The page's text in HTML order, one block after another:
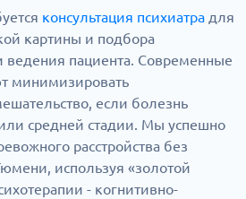
консультация психиатра для
картины и подбора
ведения пациента. Современные
минимизировать
если болезнь
средней стадии. Мы успешно
расстройства без
используя «золотой
- когнитивно-